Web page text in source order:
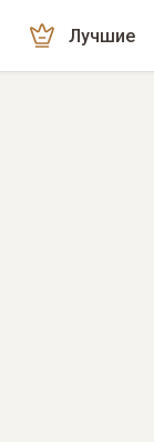
Лучшие